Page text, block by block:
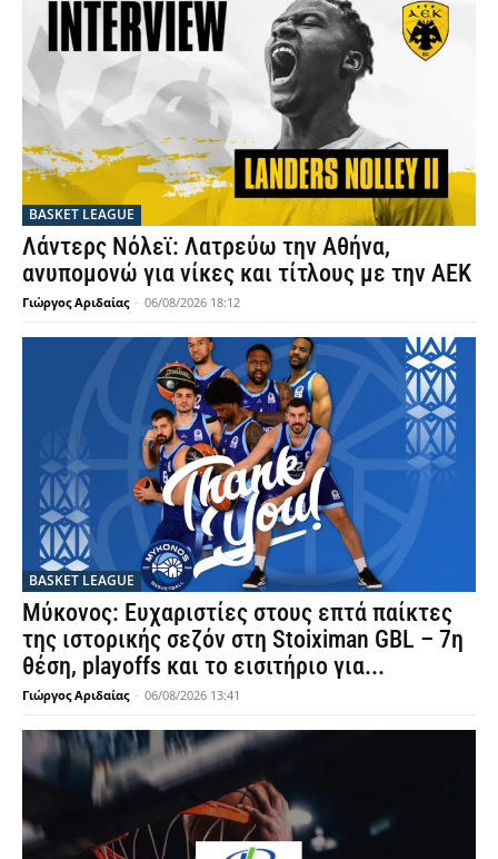
BASKET LEAGUE
Λάντερς Νόλεϊ: Λατρεύω την Αθήνα,
ανυπομονώ για νίκες και τίτλους με την ΑΕΚ
Γιώργος Αριδαίας - 06/08/2026 18:12
BASKET LEAGUE
Μύκονος: Ευχαριστίες στους επτά παίκτες
της ιστορικής σεζόν στη Stoiximan GBL – 7η
θέση, playoffs και το εισιτήριο για...
Γιώργος Αριδαίας - 06/08/2026 13:41